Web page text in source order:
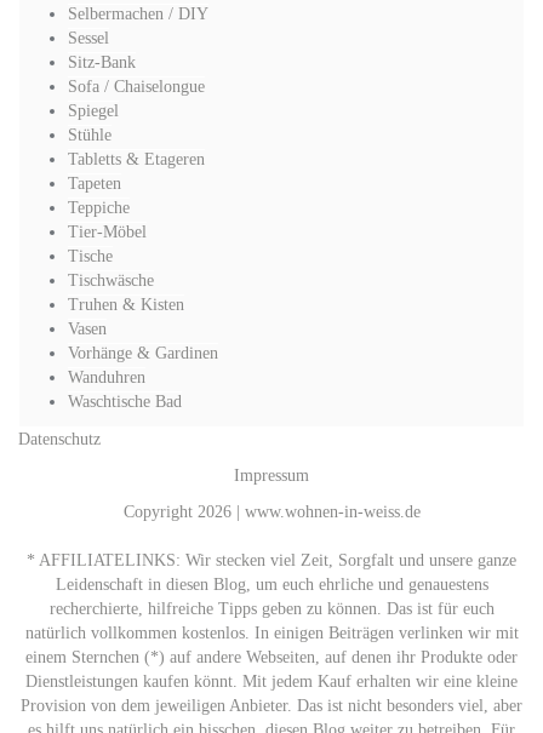
Selbermachen / DIY
Sessel
Sitz-Bank
Sofa / Chaiselongue
Spiegel
Stühle
Tabletts & Etageren
Tapeten
Teppiche
Tier-Möbel
Tische
Tischwäsche
Truhen & Kisten
Vasen
Vorhänge & Gardinen
Wanduhren
Waschtische Bad
Datenschutz
Impressum
Copyright 2026 | www.wohnen-in-weiss.de
* AFFILIATELINKS: Wir stecken viel Zeit, Sorgfalt und unsere ganze
Leidenschaft in diesen Blog, um euch ehrliche und genauestens
recherchierte, hilfreiche Tipps geben zu können. Das ist für euch
natürlich vollkommen kostenlos. In einigen Beiträgen verlinken wir mit
einem Sternchen (*) auf andere Webseiten, auf denen ihr Produkte oder
Dienstleistungen kaufen könnt. Mit jedem Kauf erhalten wir eine kleine
Provision von dem jeweiligen Anbieter. Das ist nicht besonders viel, aber